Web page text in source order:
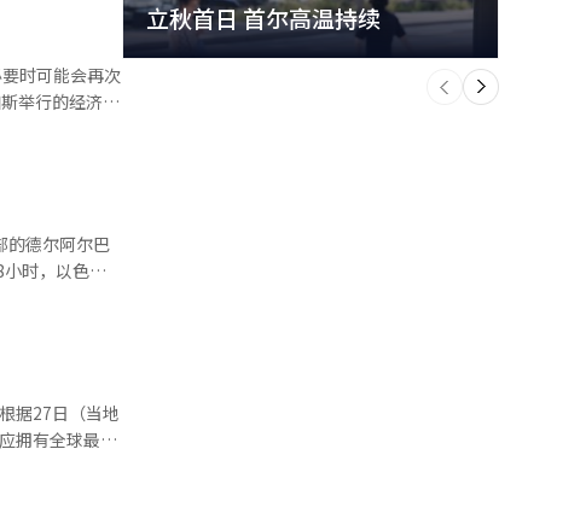
价，会发生
“我并不认为
到解决。” 特
达成协议更
们谈
，出口急剧
今年以来，出
映在其中。※
的德尔阿尔巴
生系统中，必
巴勒斯坦人
拥有全球最低
立秋首日 首尔高温持续
下
一
个